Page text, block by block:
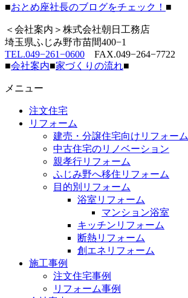
■おとめ座社長のブログをチェック！ ■
＜会社案内＞株式会社朝日工務店
埼玉県ふじみ野市苗間400−1
TEL.049−261−0600 FAX.049−264−7722
■会社案内■家づくりの流れ■
メニュー
注文住宅
リフォーム
建売・分譲住宅向けリフォーム
中古住宅のリノベーション
親孝行リフォーム
ふじみ野へ移住リフォーム
目的別リフォーム
浴室リフォーム
マンション浴室
キッチンリフォーム
断熱リフォーム
創エネリフォーム
施工事例
注文住宅事例
リフォーム事例